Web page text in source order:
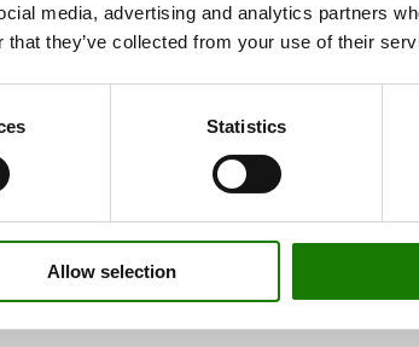
media, advertising and analytics partners
they’ve collected from your use of their
Statistics
Allow selection